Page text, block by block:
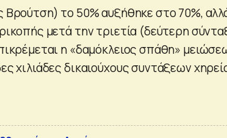
το 50% αυξήθηκε στο 70%,
μετά την τριετία (δεύτερη
η «δαμόκλειος σπάθη»
χιλιάδες δικαιούχους συντάξεων